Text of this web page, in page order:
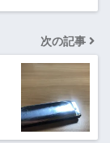
次の記事